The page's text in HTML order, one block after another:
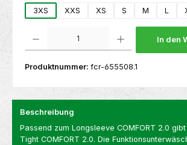
3XS
XXS XS S M L
In den
Produktnummer: fcr-655508.1
Beschreibung
Passend zum Longsleeve COMFORT 2.0
Tight COMFORT 2.0. Die